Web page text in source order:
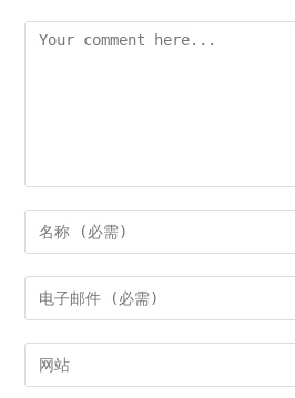
Comment
Enter
your
name
or
to
comment
Enter
your
email
address
Enter
your